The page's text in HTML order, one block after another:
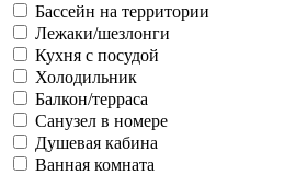
Бассейн на территории
Лежаки/шезлонги
Кухня с посудой
Холодильник
Балкон/терраса
Санузел в номере
Душевая кабина
Ванная комната